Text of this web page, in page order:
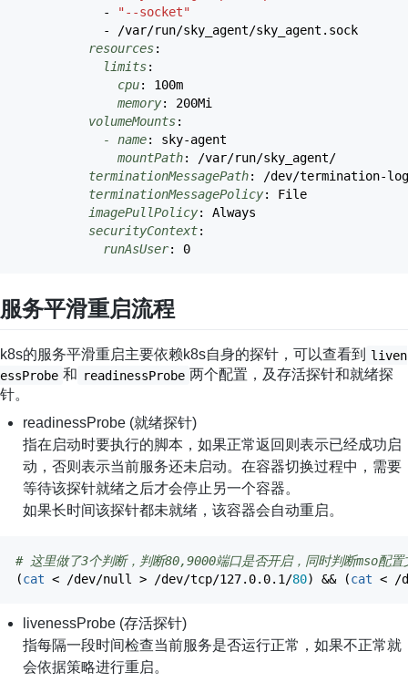
-
"--socket"
- /var/run/sky_agent/sky_agent.sock
resources:
limits:
cpu: 100m
memory: 200Mi
volumeMounts:
- name: sky-agent
mountPath:
/var/run/sky_agent/
terminationMessagePath:
/dev/termination-log
terminationMessagePolicy: File
imagePullPolicy: Always
securityContext:
runAsUser: 0
服务平滑重启流程
k8s的服务平滑重启主要依赖k8s自身的探针，可以查看到
liven
essProbe 和 readinessProbe 两个配置，及存活探针和就绪探
针。
readinessProbe (就绪探针)
指在启动时要执行的脚本，如果正常返回则表示已经成功启
动，否则表示当前服务还未启动。在容器切换过程中，需要
等待该探针就绪之后才会停止另一个容器。
如果长时间该探针都未就绪，该容器会自动重启。
# 这里做了3个判断，判断80,9000端口是否开启，同时判断mso配置
(cat < /dev/null > /dev/tcp/127.0.0.1/80) && (cat < /
livenessProbe (存活探针)
指每隔一段时间检查当前服务是否运行正常，如果不正常就
会依据策略进行重启。